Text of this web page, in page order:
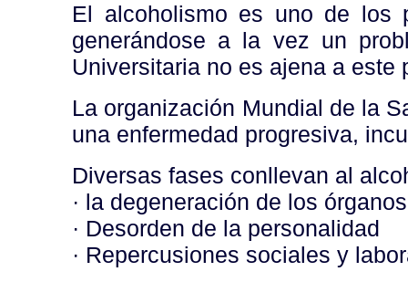
El alcoholismo es uno de los
generándose a la vez un
Universitaria no es ajena a este
La organización Mundial de la
una enfermedad progresiva,
Diversas fases conllevan al
· la degeneración de los
· Desorden de la personalidad
· Repercusiones sociales y